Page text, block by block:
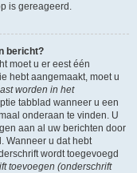
is gereageerd.
bericht?
moet u er eest één
hebt aangemaakt, moet u
worden in het
tabblad wanneer u een
onderaan te vinden. U
aan al uw berichten door
Wanneer u dat hebt
wordt toegevoegd
toevoegen (onderschrift